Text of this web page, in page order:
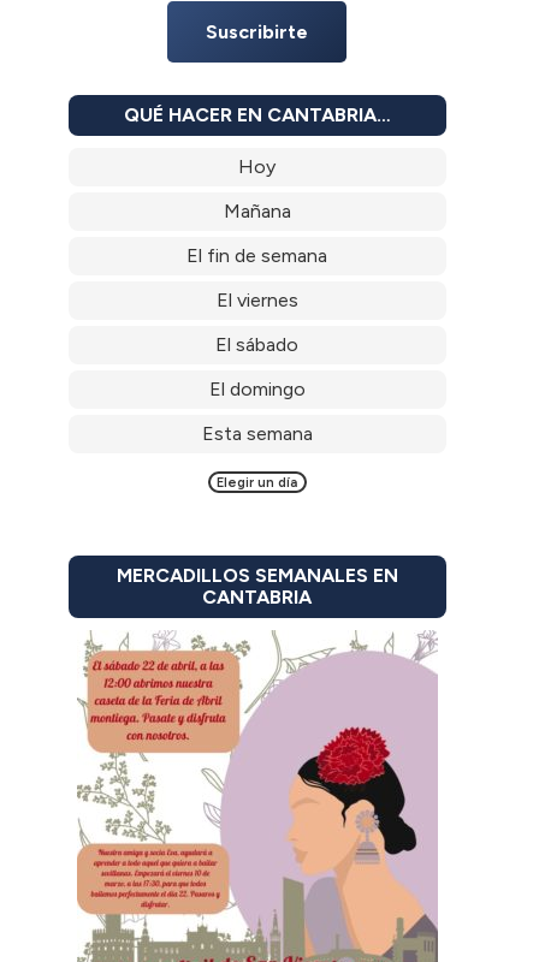
Suscribirte
QUÉ HACER EN CANTABRIA…
Hoy
Mañana
El fin de semana
El viernes
El sábado
El domingo
Esta semana
Elegir un día
MERCADILLOS SEMANALES EN
CANTABRIA